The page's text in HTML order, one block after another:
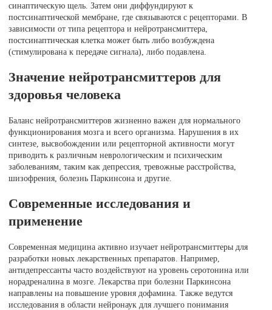
синаптическую щель. Затем они диффундируют к
постсинаптической мембране, где связываются с рецепторами. В
зависимости от типа рецептора и нейротрансмиттера,
постсинаптическая клетка может быть либо возбуждена
(стимулирована к передаче сигнала), либо подавлена.
Значение нейротрансмиттеров для
здоровья человека
Баланс нейротрансмиттеров жизненно важен для нормального
функционирования мозга и всего организма. Нарушения в их
синтезе, высвобождении или рецепторной активности могут
приводить к различным неврологическим и психическим
заболеваниям, таким как депрессия, тревожные расстройства,
шизофрения, болезнь Паркинсона и другие.
Современные исследования и
применение
Современная медицина активно изучает нейротрансмиттеры для
разработки новых лекарственных препаратов. Например,
антидепрессанты часто воздействуют на уровень серотонина или
норадреналина в мозге. Лекарства при болезни Паркинсона
направлены на повышение уровня дофамина. Также ведутся
исследования в области нейронаук для лучшего понимания